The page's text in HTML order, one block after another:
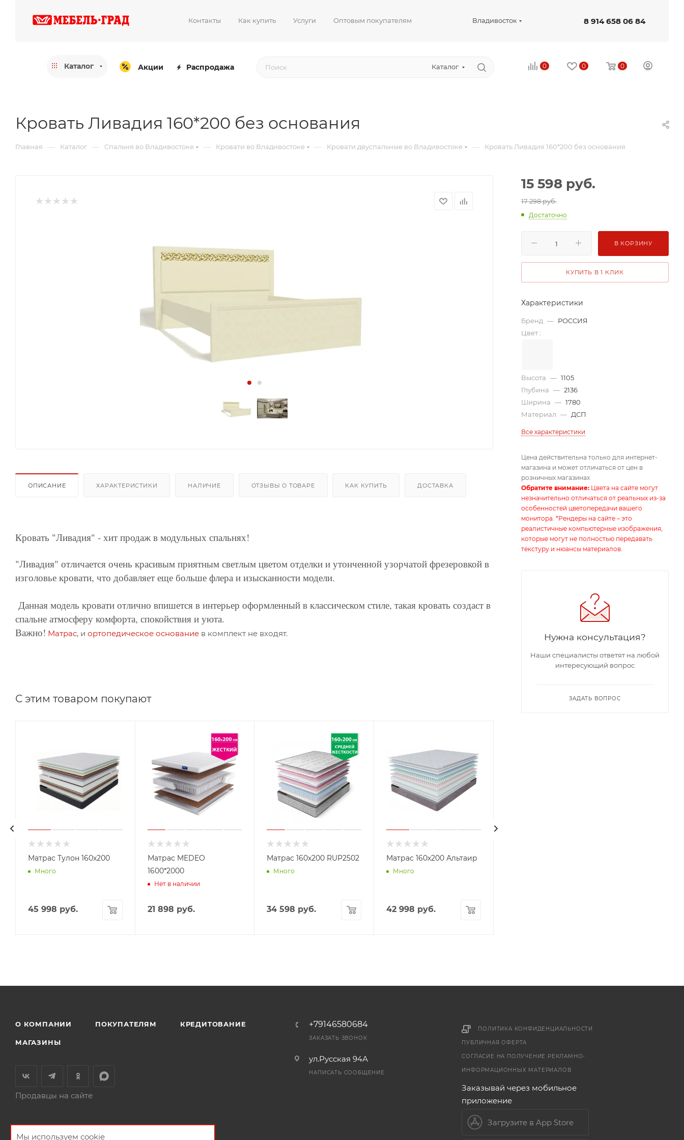
Контакты Как купить Услуги Оптовым покупателям Владивосток 8 914 658 06 84
Каталог Акции Распродажа Каталог 0 0 0
Кровать Ливадия 160*200 без основания
Главная — Каталог — Спальня во Владивостоке — Кровати во Владивостоке — Кровати двуспальные во Владивостоке — Кровать Ливадия 160*200 без основания
ОПИСАНИЕ ХАРАКТЕРИСТИКИ НАЛИЧИЕ ОТЗЫВЫ О ТОВАРЕ КАК КУПИТЬ ДОСТАВКА
Кровать "Ливадия" - хит продаж в модульных спальнях!
"Ливадия" отличается очень красивым приятным светлым цветом отделки и утонченной узорчатой фрезеровкой в
изголовье кровати, что добавляет еще больше флера и изысканности модели.
Данная модель кровати отлично впишется в интерьер оформленный в классическом стиле, такая кровать создаст в
спальне атмосферу комфорта, спокойствия и уюта.
Важно! Матрас, и ортопедическое основание в комплект не входят.
С этим товаром покупают
Матрас Тулон 160х200
Много
45 998 руб.
Матрас MEDEO
1600*2000
Нет в наличии
21 898 руб.
Матрас 160х200 RUP2502
Много
34 598 руб.
Матрас 160х200 Альтаир
Много
42 998 руб.
15 598 руб.
17 298 руб.
Достаточно
В КОРЗИНУ
КУПИТЬ В 1 КЛИК
Характеристики
Бренд — РОССИЯ
Цвет :
Высота — 1105
Глубина — 2136
Ширина — 1780
Материал — ДСП
Все характеристики
Цена действительна только для интернет-
магазина и может отличаться от цен в
розничных магазинах
Обратите внимание: Цвета на сайте могут
незначительно отличаться от реальных из-за
особенностей цветопередачи вашего
монитора. *Рендеры на сайте – это
реалистичные компьютерные изображения,
которые могут не полностью передавать
текстуру и нюансы материалов.
Нужна консультация?
Наши специалисты ответят на любой
интересующий вопрос
ЗАДАТЬ ВОПРОС
О КОМПАНИИ ПОКУПАТЕЛЯМ КРЕДИТОВАНИЕ
МАГАЗИНЫ
Продавцы на сайте
+79146580684
ЗАКАЗАТЬ ЗВОНОК
ул.Русская 94А
НАПИСАТЬ СООБЩЕНИЕ
ПОЛИТИКА КОНФИДЕНЦИАЛЬНОСТИ
ПУБЛИЧНАЯ ОФЕРТА
СОГЛАСИЕ НА ПОЛУЧЕНИЕ РЕКЛАМНО-
ИНФОРМАЦИОННЫХ МАТЕРИАЛОВ
Заказывай через мобильное
приложение
Загрузите в App Store
Мы используем cookie